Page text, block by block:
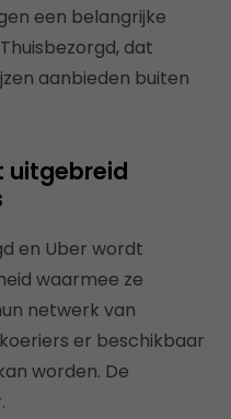
een belangrijke
dat
aanbieden buiten
uitgebreid
en Uber wordt
waarmee ze
netwerk van
er beschikbaar
worden. De